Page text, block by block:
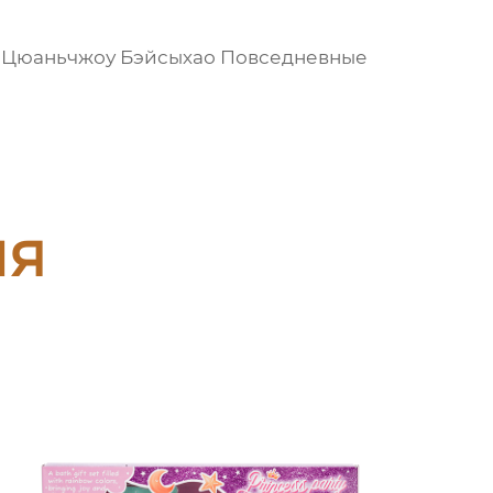
Бэйсыхао Повседневные